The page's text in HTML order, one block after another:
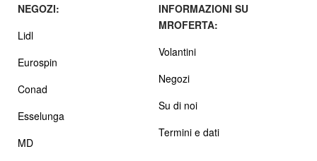
NEGOZI:
Lidl
Eurospin
Conad
Esselunga
MD
INFORMAZIONI SU
MROFERTA:
Volantini
Negozi
Su di noi
Termini e dati